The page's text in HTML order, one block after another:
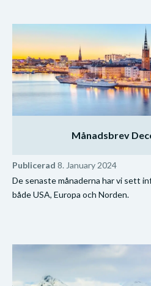
Månadsbrev
Publicerad 8. January 2024
De senaste månaderna har vi sett
både USA, Europa och Norden.